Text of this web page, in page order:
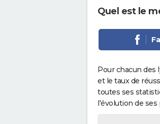
Quel est le
Pour chacun des
et le taux de
toutes ses
l'évolution de